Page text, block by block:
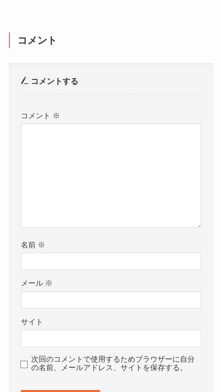
コメント
コメントする
コメント ※
名前 ※
メール ※
サイト
次回のコメントで使用するためブラウザーに自分
の名前、メールアドレス、サイトを保存する。